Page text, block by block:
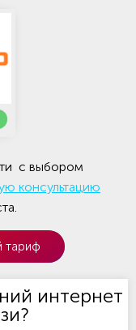
с выбором
консультацию
тариф
интернет